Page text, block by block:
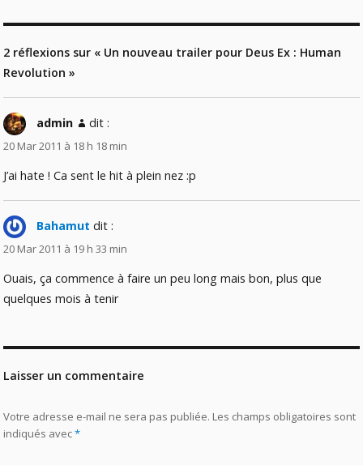
2 réflexions sur « Un nouveau trailer pour Deus Ex : Human
Revolution »
admin dit :
20 Mar 2011 à 18 h 18 min
J’ai hate ! Ca sent le hit à plein nez :p
Bahamut dit :
20 Mar 2011 à 19 h 33 min
Ouais, ça commence à faire un peu long mais bon, plus que
quelques mois à tenir
Laisser un commentaire
Votre adresse e-mail ne sera pas publiée. Les champs obligatoires sont
indiqués avec*